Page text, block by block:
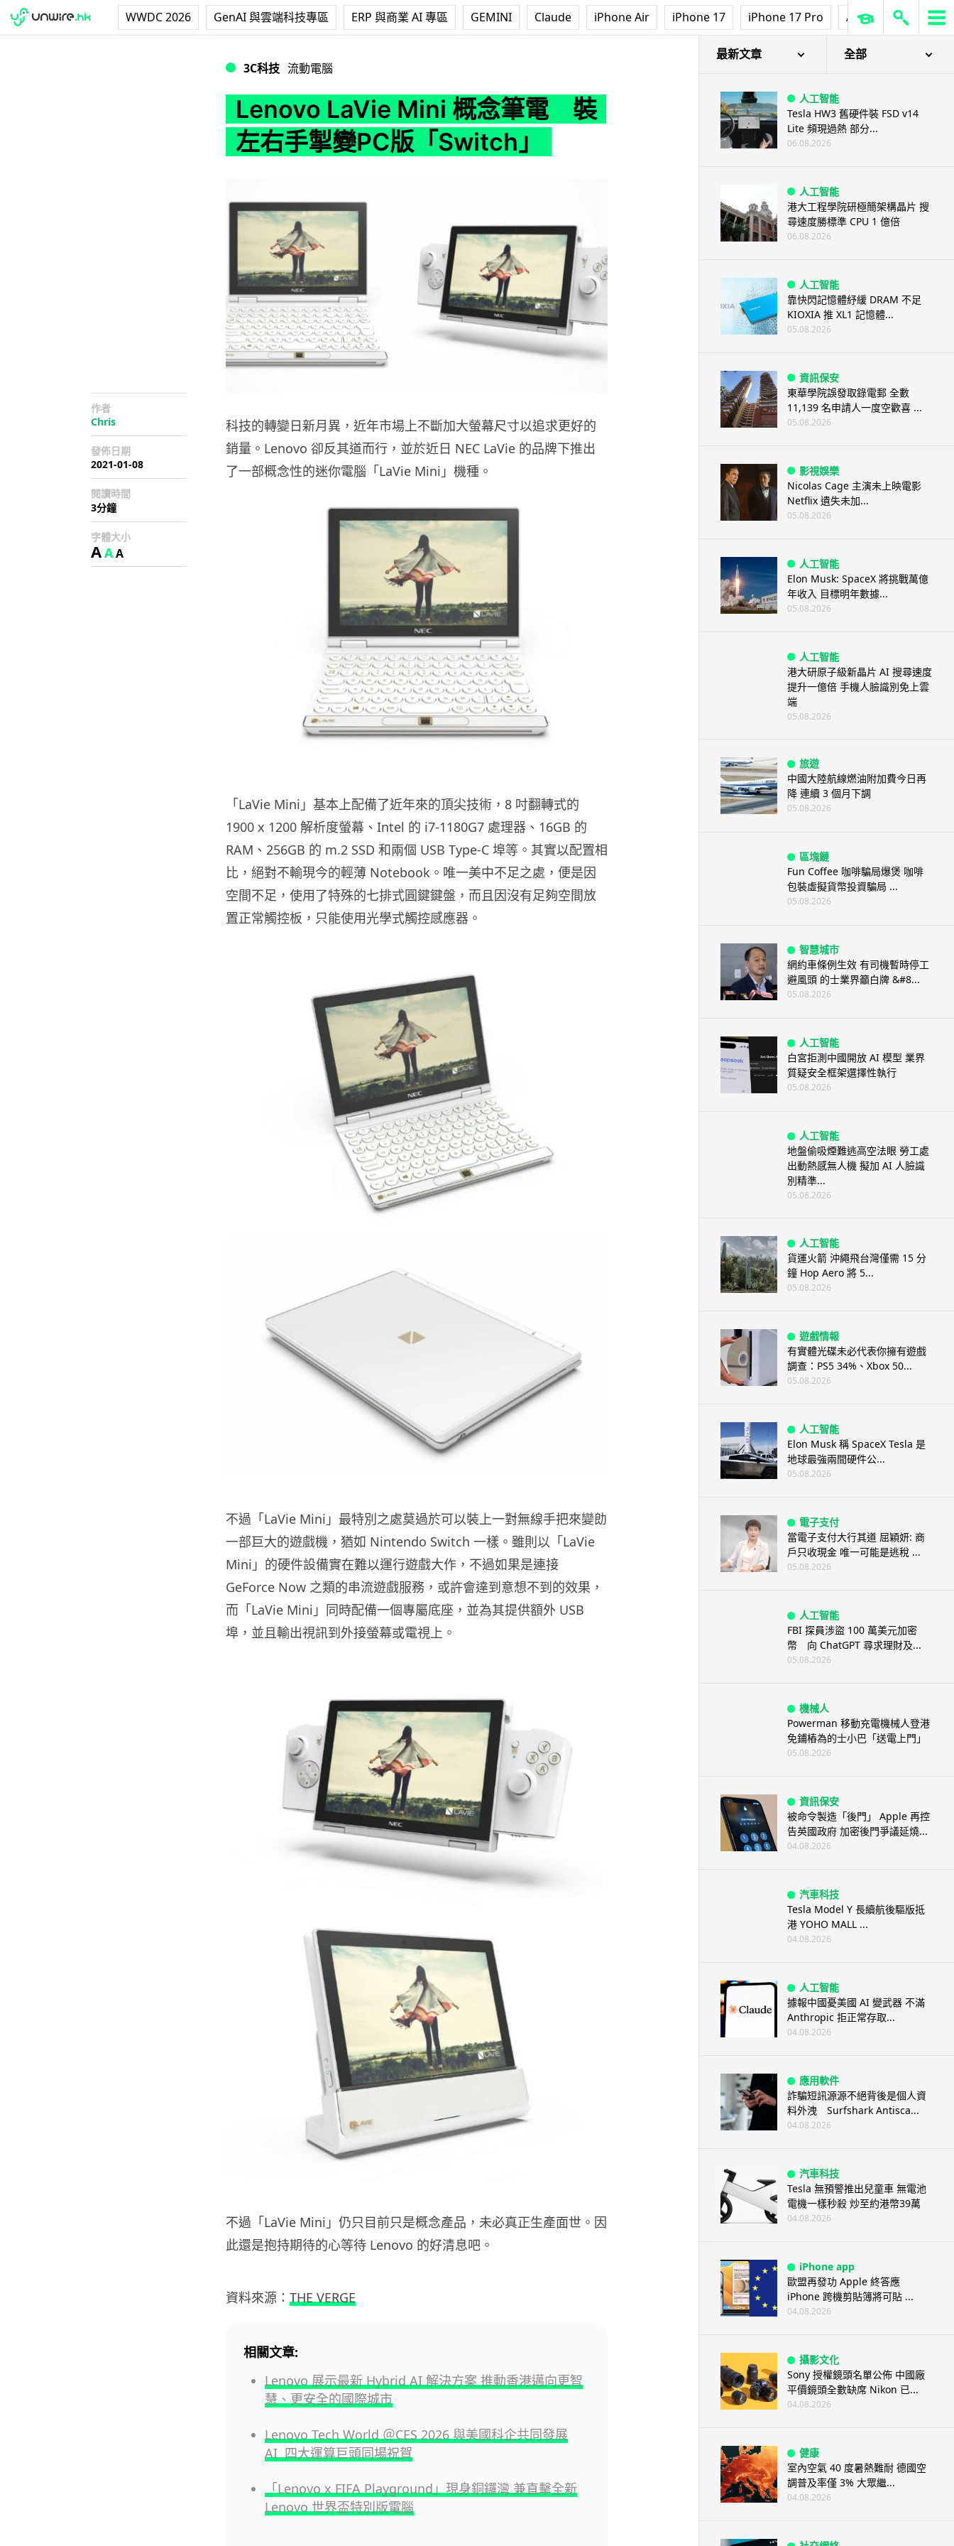
WWDC 2026 GenAI 與雲端科技專區 ERP 與商業 AI 專區 GEMINI Claude iPhone Air iPhone 17 iPhone 17 Pro AirPods Pro 3
3C科技 流動電腦
Lenovo LaVie Mini 概念筆電 裝
左右手掣變PC版「Switch」
作者
Chris
發佈日期
2021-01-08
閱讀時間
3分鐘
字體大小
AAA
科技的轉變日新月異，近年市場上不斷加大螢幕尺寸以追求更好的
銷量。Lenovo 卻反其道而行，並於近日 NEC LaVie 的品牌下推出
了一部概念性的迷你電腦「LaVie Mini」機種。
「LaVie Mini」基本上配備了近年來的頂尖技術，8 吋翻轉式的
1900 x 1200 解析度螢幕、Intel 的 i7-1180G7 處理器、16GB 的
RAM、256GB 的 m.2 SSD 和兩個 USB Type-C 埠等。其實以配置相
比，絕對不輸現今的輕薄 Notebook。唯一美中不足之處，便是因
空間不足，使用了特殊的七排式圓鍵鍵盤，而且因沒有足夠空間放
置正常觸控板，只能使用光學式觸控感應器。
不過「LaVie Mini」最特別之處莫過於可以裝上一對無線手把來變勆
一部巨大的遊戲機，猶如 Nintendo Switch 一樣。雖則以「LaVie
Mini」的硬件設備實在難以運行遊戲大作，不過如果是連接
GeForce Now 之類的串流遊戲服務，或許會達到意想不到的效果，
而「LaVie Mini」同時配備一個專屬底座，並為其提供額外 USB
埠，並且輸出視訊到外接螢幕或電視上。
不過「LaVie Mini」仍只目前只是概念產品，未必真正生產面世。因
此還是抱持期待的心等待 Lenovo 的好清息吧。
資料來源： THE VERGE
相關文章:
Lenovo 展示最新 Hybrid AI 解決方案 推動香港邁向更智
慧、更安全的國際城市
Lenovo Tech World ＠CES 2026 與美國科企共同發展
AI 四大運算巨頭同場祝賀
「Lenovo x FIFA Playground」現身銅鑼灣 兼直擊全新
Lenovo 世界盃特別版電腦
最新文章 全部
人工智能
Tesla HW3 舊硬件裝 FSD v14
Lite 頻現過熱 部分...
06.08.2026
人工智能
港大工程學院研極簡架構晶片 搜
尋速度勝標準 CPU 1 億倍
06.08.2026
人工智能
靠快閃記憶體紓緩 DRAM 不足
KIOXIA 推 XL1 記憶體...
05.08.2026
資訊保安
東華學院誤發取錄電郵 全數
11,139 名申請人一度空歡喜 ...
05.08.2026
影視娛樂
Nicolas Cage 主演未上映電影
Netflix 遺失未加...
05.08.2026
人工智能
Elon Musk: SpaceX 將挑戰萬億
年收入 目標明年數據...
05.08.2026
人工智能
港大研原子級新晶片 AI 搜尋速度
提升一億倍 手機人臉識別免上雲
端
05.08.2026
旅遊
中國大陸航線燃油附加費今日再
降 連續 3 個月下調
05.08.2026
區塊鏈
Fun Coffee 咖啡騙局爆煲 咖啡
包裝虛擬貨幣投資騙局 ...
05.08.2026
智慧城市
網約車條例生效 有司機暫時停工
避風頭 的士業界籲白牌 &#8...
05.08.2026
人工智能
白宮拒測中國開放 AI 模型 業界
質疑安全框架選擇性執行
05.08.2026
人工智能
地盤偷吸煙難逃高空法眼 勞工處
出動熱感無人機 擬加 AI 人臉識
別精準...
05.08.2026
人工智能
貨運火箭 沖繩飛台灣僅需 15 分
鐘 Hop Aero 將 5...
05.08.2026
遊戲情報
有實體光碟未必代表你擁有遊戲
調查：PS5 34%、Xbox 50...
05.08.2026
人工智能
Elon Musk 稱 SpaceX Tesla 是
地球最強兩間硬件公...
05.08.2026
電子支付
當電子支付大行其道 屈穎妍: 商
戶只收現金 唯一可能是逃稅 ...
05.08.2026
人工智能
FBI 探員涉盜 100 萬美元加密
幣 向 ChatGPT 尋求理財及...
05.08.2026
機械人
Powerman 移動充電機械人登港
免鋪樁為的士小巴「送電上門」
05.08.2026
資訊保安
被命令製造「後門」 Apple 再控
告英國政府 加密後門爭議延燒...
04.08.2026
汽車科技
Tesla Model Y 長續航後驅版抵
港 YOHO MALL ...
04.08.2026
人工智能
據報中國憂美國 AI 變武器 不滿
Anthropic 拒正常存取...
04.08.2026
應用軟件
詐騙短訊源源不絕背後是個人資
料外洩 Surfshark Antisca...
04.08.2026
汽車科技
Tesla 無預警推出兒童車 無電池
電機一樣秒殺 炒至約港幣39萬
04.08.2026
iPhone app
歐盟再發功 Apple 終答應
iPhone 跨機剪貼簿將可貼 ...
04.08.2026
攝影文化
Sony 授權鏡頭名單公佈 中國廠
平價鏡頭全數缺席 Nikon 已...
04.08.2026
健康
室內空氣 40 度暑熱難耐 德國空
調普及率僅 3% 大眾繼...
04.08.2026